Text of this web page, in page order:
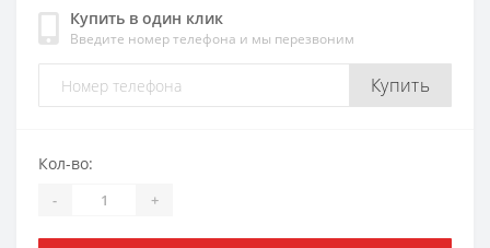
Купить в один клик
Введите номер телефона и мы перезвоним
Купить
Кол-во:
- +